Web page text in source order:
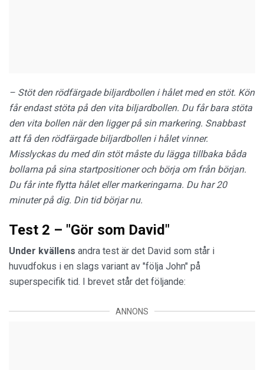
– Stöt den rödfärgade biljardbollen i hålet med en stöt. Kön
får endast stöta på den vita biljardbollen. Du får bara stöta
den vita bollen när den ligger på sin markering. Snabbast
att få den rödfärgade biljardbollen i hålet vinner.
Misslyckas du med din stöt måste du lägga tillbaka båda
bollarna på sina startpositioner och börja om från början.
Du får inte flytta hålet eller markeringarna. Du har 20
minuter på dig. Din tid börjar nu.
Test 2 – "Gör som David"
Under kvällens andra test är det David som står i
huvudfokus i en slags variant av "följa John" på
superspecifik tid. I brevet står det följande:
ANNONS